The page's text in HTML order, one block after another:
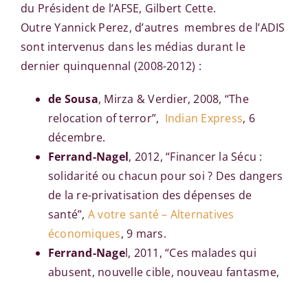
du Président de l’AFSE, Gilbert Cette.
Outre Yannick Perez, d’autres membres de l’ADIS
sont intervenus dans les médias durant le
dernier quinquennal (2008-2012) :
de Sousa, Mirza & Verdier, 2008, “The
relocation of terror”, Indian Express, 6
décembre.
Ferrand-Nagel, 2012,“Financer la Sécu :
solidarité ou chacun pour soi ? Des dangers
de la re-privatisation des dépenses de
santé”, A votre santé – Alternatives
économiques, 9 mars.
Ferrand-Nagel, 2011, “Ces malades qui
abusent, nouvelle cible, nouveau fantasme,